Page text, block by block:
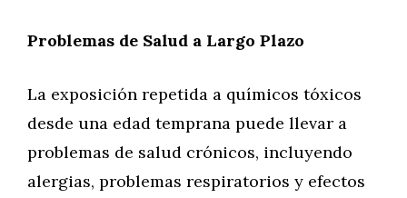
Problemas de Salud a Largo Plazo
La exposición repetida a químicos tóxicos
desde una edad temprana puede llevar a
problemas de salud crónicos, incluyendo
alergias, problemas respiratorios y efectos